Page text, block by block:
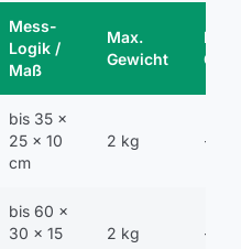
Mess-
Logik /
Maß
Max.
Gewicht
Max.
bis 35 ×
25 × 10
cm
2 kg --
bis 60 ×
30 × 15
2 kg --